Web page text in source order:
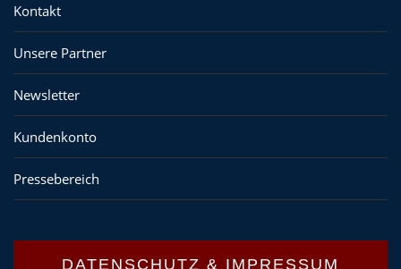
Kontakt
Unsere Partner
Newsletter
Kundenkonto
Pressebereich
DATENSCHUTZ & IMPRESSUM